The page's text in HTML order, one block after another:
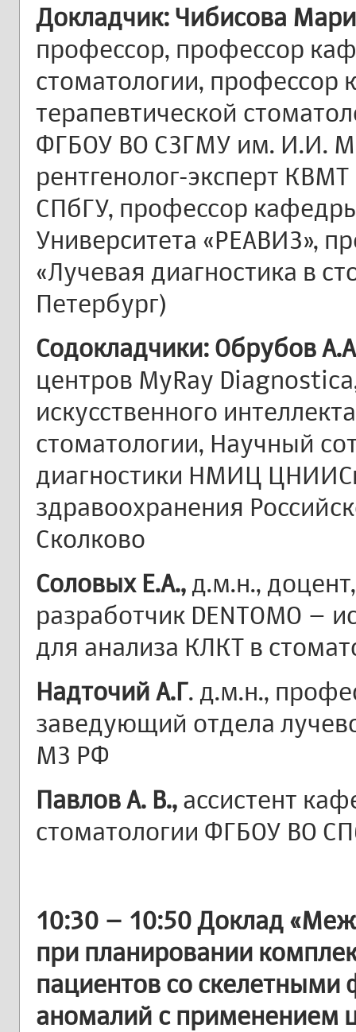
Докладчик: Чибисова
профессор, профессор
стоматологии, профессор
терапевтической
ФГБОУ ВО СЗГМУ им. И.И.
рентгенолог-эксперт
СПбГУ, профессор
Университета «РЕАВИЗ»,
«Лучевая диагностика в
Петербург)
Содокладчики: Обрубов
центров MyRay
искусственного
стоматологии, Научный
диагностики НМИЦ
здравоохранения
Сколково
Соловых Е.А., д.м.н.,
разработчик DENTOMO –
для анализа КЛКТ в
Надточий А.Г. д.м.н.,
заведующий отдела
МЗ РФ
Павлов А. В., ассистент
стоматологии ФГБОУ ВО
10:30 – 10:50 Доклад
при планировании
пациентов со
аномалий с применением